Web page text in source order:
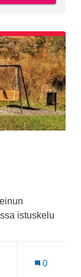
istuskelu
0